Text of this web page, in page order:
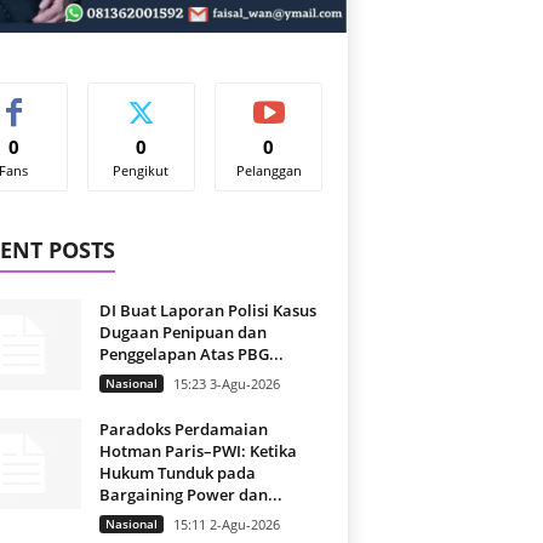
0
Fans
0
Pengikut
0
Pelanggan
POSTS
DI Buat Laporan Polisi Kasus
Dugaan Penipuan dan
Penggelapan Atas PBG...
Nasional 15:23 3-Agu-2026
Paradoks Perdamaian
Hotman Paris–PWI: Ketika
Hukum Tunduk pada
Bargaining Power dan...
Nasional 15:11 2-Agu-2026